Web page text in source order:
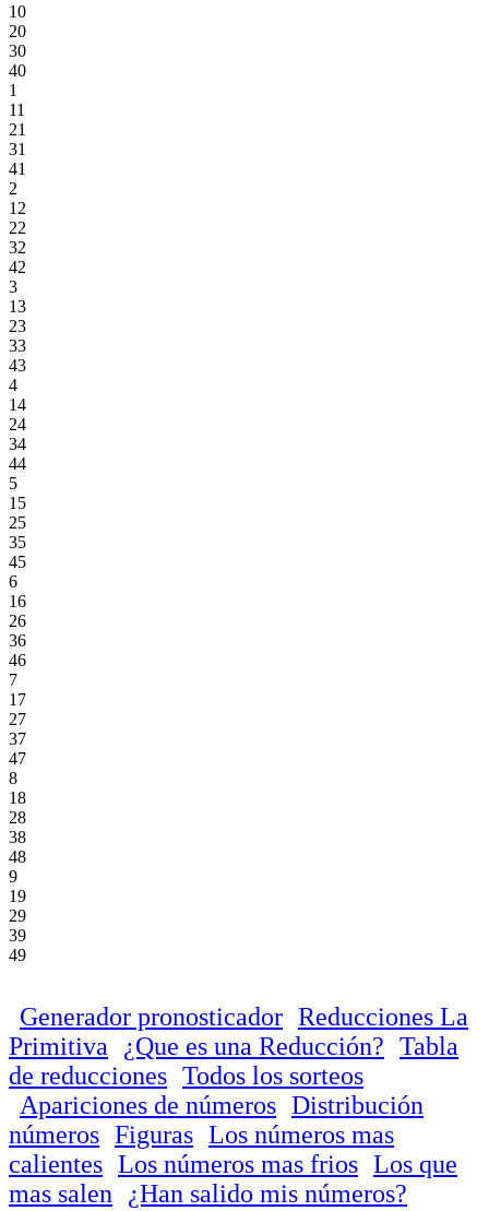
10
20
30
40
1
11
21
31
41
2
12
22
32
42
3
13
23
33
43
4
14
24
34
44
5
15
25
35
45
6
16
26
36
46
7
17
27
37
47
8
18
28
38
48
9
19
29
39
49
Generador pronosticador Reducciones La
Primitiva
¿Que es una Reducción? Tabla
de reducciones Todos los sorteos
Apariciones de números Distribución
números Figuras Los números mas
calientes Los números mas frios Los que
mas salen
¿Han salido mis números?